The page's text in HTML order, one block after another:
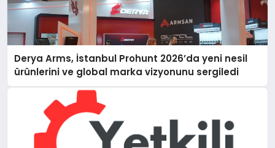
Derya Arms, İstanbul Prohunt 2026’da yeni nesil
ürünlerini ve global marka vizyonunu sergiledi